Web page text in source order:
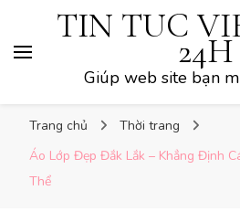
TIN TUC
24H
Giúp web site bạn
Trang chủ
Thời trang
Áo Lớp Đẹp Đắk Lắk – Khẳng Định
Thể